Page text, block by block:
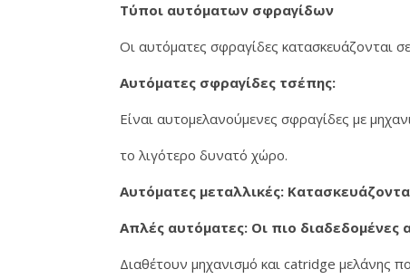
Τύποι αυτόματων σφραγίδων
Οι αυτόματες σφραγίδες κατασκευάζονται
Αυτόματες σφραγίδες τσέπης:
Είναι αυτομελανούμενες σφραγίδες με
το λιγότερο δυνατό χώρο.
Αυτόματες μεταλλικές:
Απλές αυτόματες: Οι πιο
Διαθέτουν μηχανισμό και catridge μελάνης